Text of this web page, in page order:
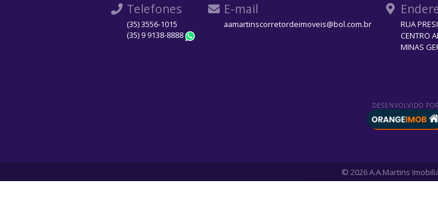
Telefones
(35) 3556-1015
(35) 9 9138-8888
E-mail
aamartinscorretordeimoveis@bol.com.br
RUA
CENTRO
MINAS
DESENVOLVIDO POR
© 2026 A.A.Martins